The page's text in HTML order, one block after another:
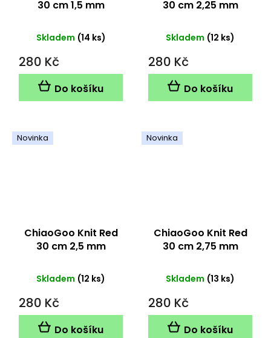
30 cm 1,5 mm
Skladem (14 ks)
280 Kč
Do košíku
30 cm 2,25 mm
Skladem (12 ks)
280 Kč
Do košíku
Novinka
ChiaoGoo Knit Red
30 cm 2,5 mm
Skladem (12 ks)
280 Kč
Do košíku
Novinka
ChiaoGoo Knit Red
30 cm 2,75 mm
Skladem (13 ks)
280 Kč
Do košíku